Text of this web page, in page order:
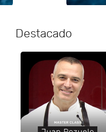
Destacado